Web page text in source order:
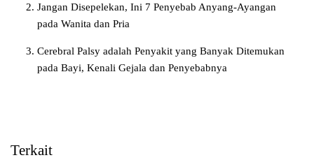
Jangan Disepelekan, Ini 7 Penyebab Anyang-Ayangan
pada Wanita dan Pria
Cerebral Palsy adalah Penyakit yang Banyak Ditemukan
pada Bayi, Kenali Gejala dan Penyebabnya
Terkait